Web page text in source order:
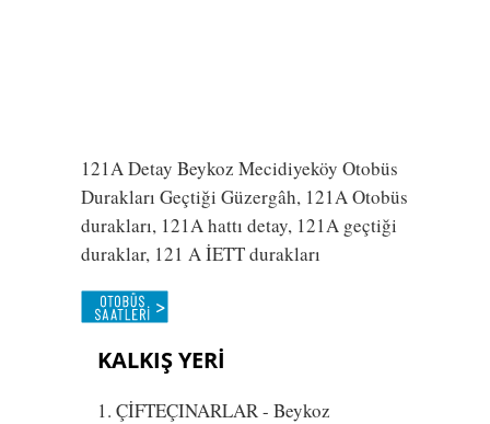
121A Detay Beykoz Mecidiyeköy Otobüs
Durakları Geçtiği Güzergâh, 121A Otobüs
durakları, 121A hattı detay, 121A geçtiği
duraklar, 121 A İETT durakları
KALKIŞ YERİ
1. ÇİFTEÇINARLAR- Beykoz